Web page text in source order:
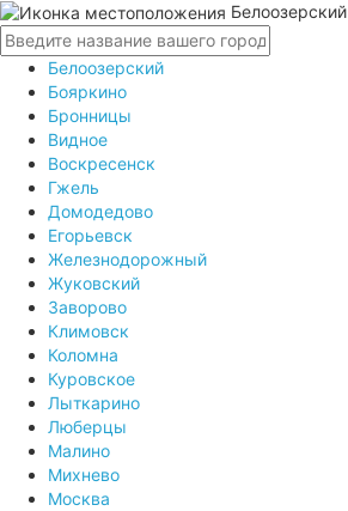
Белоозерский
Белоозерский
Бояркино
Бронницы
Видное
Воскресенск
Гжель
Домодедово
Егорьевск
Железнодорожный
Жуковский
Заворово
Климовск
Коломна
Куровское
Лыткарино
Люберцы
Малино
Михнево
Москва